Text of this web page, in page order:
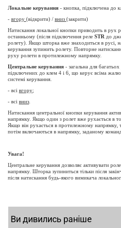
Локальне керування - кнопка, підключена до
- вгору (відкрити) / вниз (закрити)
Натискання локальної кнопки приводить в
останньому (після підключення реле STR до
ролету). Якщо шторка вже знаходиться в русі,
керування зупинить ролету. Повторне
руху ролети в протилежному напрямку.
Центральне керування - загальна для
підключених до клем 4 і 6, що керує всіма
системі керування.
- всі вгору;
- всі вниз
Натискання центральної кнопки керування
напрямку. Якщо один з ролет вже рухається в
Якщо він рухається в протилежному напрямку,
потім включаються в напрямку, заданому
Увага!
Центральне керування дозволяє активувати
напрямку. Шторка зупиниться тільки після
після натискання будь-якого вимикача
Ви дивились раніше